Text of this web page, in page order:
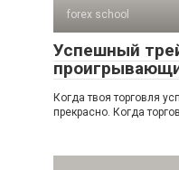
forex school
Успешный
Когда твоя торговля
прекрасно. Когда